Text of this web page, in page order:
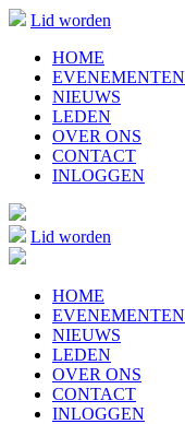
Lid worden
HOME
EVENEMENTEN
NIEUWS
LEDEN
OVER ONS
CONTACT
INLOGGEN
Lid worden
HOME
EVENEMENTEN
NIEUWS
LEDEN
OVER ONS
CONTACT
INLOGGEN